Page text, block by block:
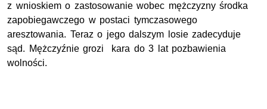
z wnioskiem o zastosowanie wobec mężczyzny środka
zapobiegawczego w postaci tymczasowego
aresztowania. Teraz o jego dalszym losie zadecyduje
sąd. Mężczyźnie grozi kara do 3 lat pozbawienia
wolności.